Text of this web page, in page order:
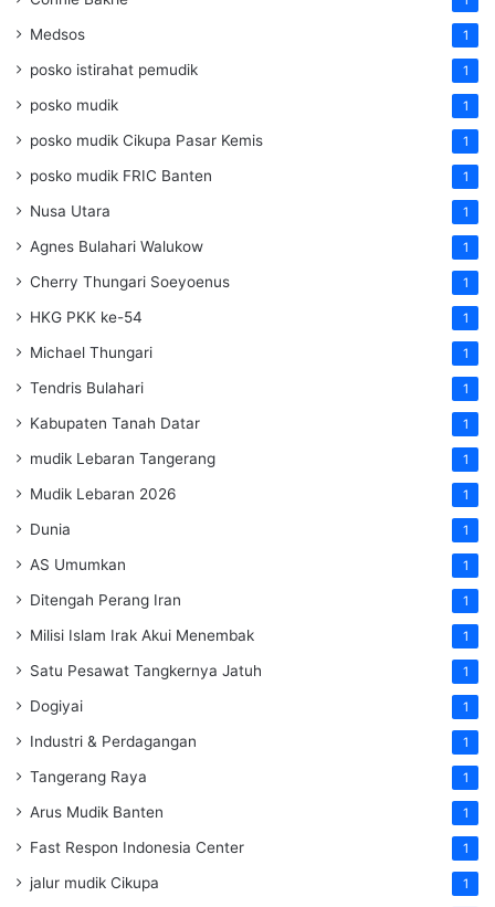
Medsos 1
posko istirahat pemudik 1
posko mudik 1
posko mudik Cikupa Pasar Kemis 1
posko mudik FRIC Banten 1
Nusa Utara 1
Agnes Bulahari Walukow 1
Cherry Thungari Soeyoenus 1
HKG PKK ke-54 1
Michael Thungari 1
Tendris Bulahari 1
Kabupaten Tanah Datar 1
mudik Lebaran Tangerang 1
Mudik Lebaran 2026 1
Dunia 1
AS Umumkan 1
Ditengah Perang Iran 1
Milisi Islam Irak Akui Menembak 1
Satu Pesawat Tangkernya Jatuh 1
Dogiyai 1
Industri & Perdagangan 1
Tangerang Raya 1
Arus Mudik Banten 1
Fast Respon Indonesia Center 1
jalur mudik Cikupa 1